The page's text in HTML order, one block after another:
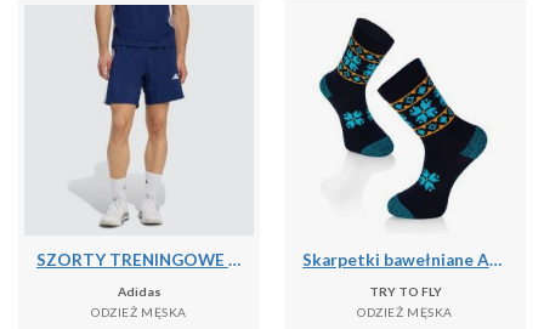
SZORTY TRENINGOWE WORKOUT ESSENTIALS BASE 3 STRIPES WOVEN
Adidas
ODZIEŻ MĘSKA
Skarpetki bawełniane Active Lifestyle Skarpetki ETHNO Granatowe
TRY TO FLY
ODZIEŻ MĘSKA